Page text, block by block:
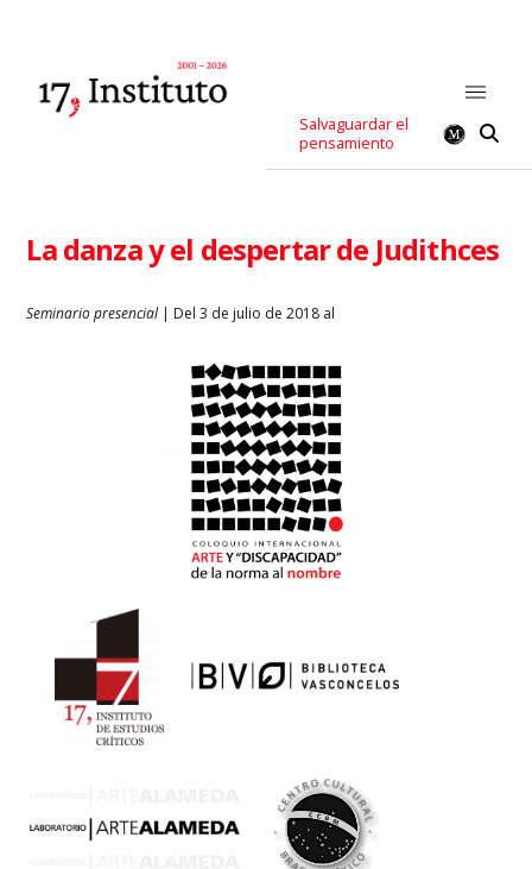
Salvaguardar el
pensamiento
La danza y el despertar de Judithces
Seminario presencial| Del 3 de julio de 2018 al